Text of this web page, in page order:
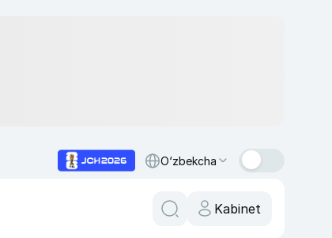
O‘zbekcha
Kabinet